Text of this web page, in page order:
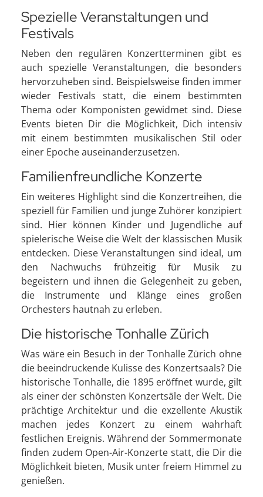
Spezielle Veranstaltungen und
Festivals
Neben den regulären Konzertterminen gibt es
auch spezielle Veranstaltungen, die besonders
hervorzuheben sind. Beispielsweise finden immer
wieder Festivals statt, die einem bestimmten
Thema oder Komponisten gewidmet sind. Diese
Events bieten Dir die Möglichkeit, Dich intensiv
mit einem bestimmten musikalischen Stil oder
einer Epoche auseinanderzusetzen.
Familienfreundliche Konzerte
Ein weiteres Highlight sind die Konzertreihen, die
speziell für Familien und junge Zuhörer konzipiert
sind. Hier können Kinder und Jugendliche auf
spielerische Weise die Welt der klassischen Musik
entdecken. Diese Veranstaltungen sind ideal, um
den Nachwuchs frühzeitig für Musik zu
begeistern und ihnen die Gelegenheit zu geben,
die Instrumente und Klänge eines großen
Orchesters hautnah zu erleben.
Die historische Tonhalle Zürich
Was wäre ein Besuch in der Tonhalle Zürich ohne
die beeindruckende Kulisse des Konzertsaals? Die
historische Tonhalle, die 1895 eröffnet wurde, gilt
als einer der schönsten Konzertsäle der Welt. Die
prächtige Architektur und die exzellente Akustik
machen jedes Konzert zu einem wahrhaft
festlichen Ereignis. Während der Sommermonate
finden zudem Open-Air-Konzerte statt, die Dir die
Möglichkeit bieten, Musik unter freiem Himmel zu
genießen.